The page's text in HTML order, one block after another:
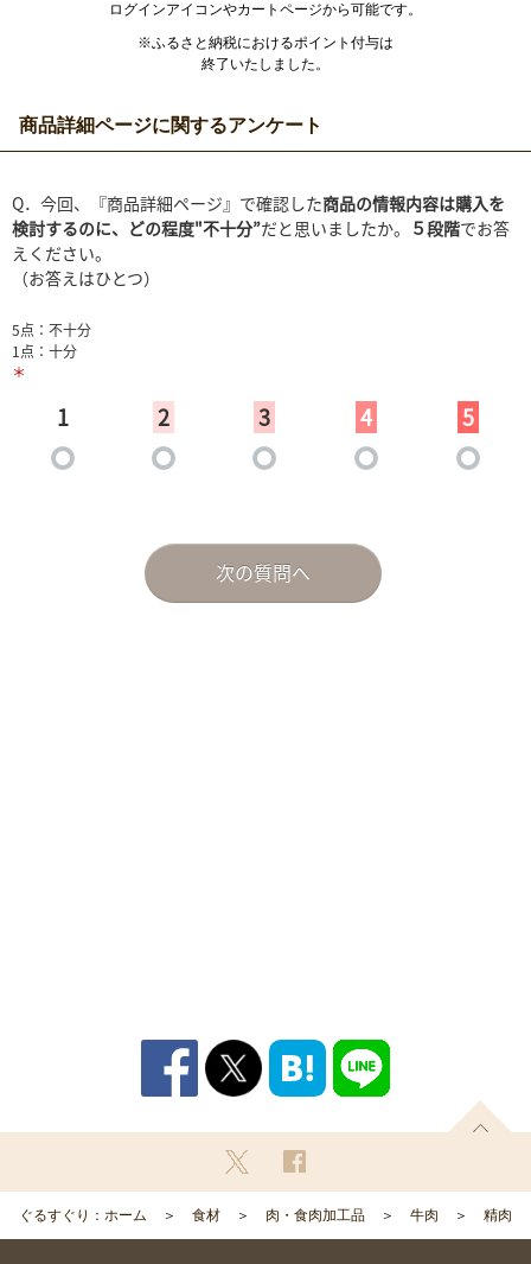
ログインアイコンやカートページから可能です。
※ふるさと納税におけるポイント付与は
終了いたしました。
商品詳細ページに関するアンケート
ぐるすぐり：ホーム 食材 肉・食肉加工品 牛肉 精肉